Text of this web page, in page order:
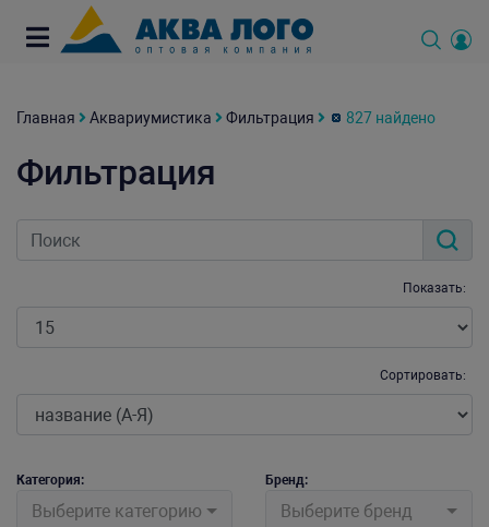
Главная Аквариумистика Фильтрация 827 найдено
Фильтрация
Показать:
Сортировать:
Категория:
Выберите категорию
Бренд:
Выберите бренд